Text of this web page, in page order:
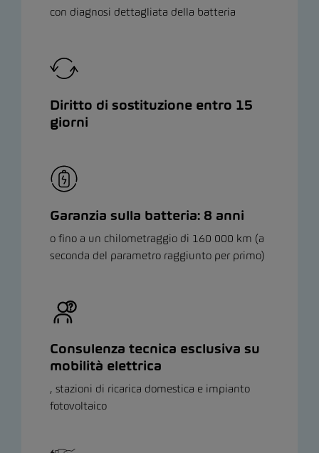
con diagnosi dettagliata della batteria
Diritto di sostituzione entro 15
giorni
Garanzia sulla batteria: 8 anni
o fino a un chilometraggio di 160 000 km (a
seconda del parametro raggiunto per primo)
Consulenza tecnica esclusiva su
mobilità elettrica
, stazioni di ricarica domestica e impianto
fotovoltaico